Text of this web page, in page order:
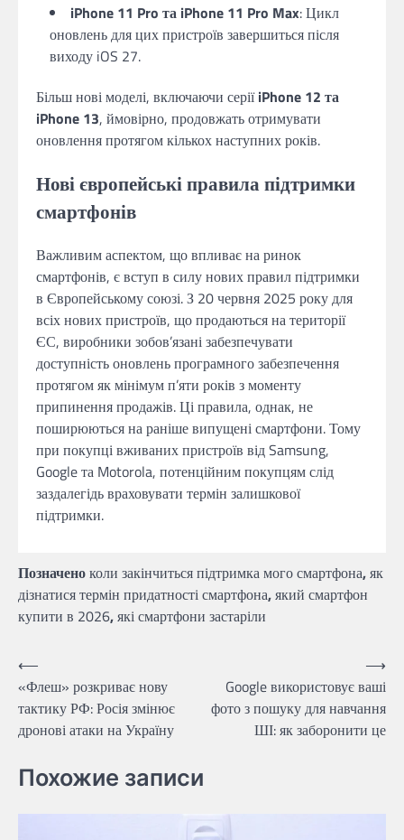
iPhone 11 Pro та iPhone 11 Pro Max: Цикл
оновлень для цих пристроїв завершиться після
виходу iOS 27.
Більш нові моделі, включаючи серіїiPhone 12 та
iPhone 13, ймовірно, продовжать отримувати
оновлення протягом кількох наступних років.
Нові європейські правила підтримки
смартфонів
Важливим аспектом, що впливає на ринок
смартфонів, є вступ в силу нових правил підтримки
в Європейському союзі. З 20 червня 2025 року для
всіх нових пристроїв, що продаються на території
ЄС, виробники зобов’язані забезпечувати
доступність оновлень програмного забезпечення
протягом як мінімум п’яти років з моменту
припинення продажів. Ці правила, однак, не
поширюються на раніше випущені смартфони. Тому
при покупці вживаних пристроїв від Samsung,
Google та Motorola, потенційним покупцям слід
заздалегідь враховувати термін залишкової
підтримки.
Позначеноколи закінчиться підтримка мого смартфона,як
дізнатися термін придатності смартфона,який смартфон
купити в 2026,які смартфони застаріли
Навігація
записів
⟵
«Флеш» розкриває нову
тактику РФ: Росія змінює
дронові атаки на Україну
Google використовує ваші
фото з пошуку для навчання
ШІ: як заборонити це
⟶
Похожие записи